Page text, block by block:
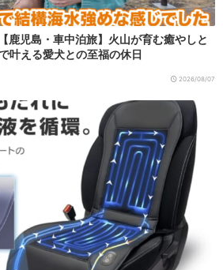
鹿児島・車中泊旅】火山が育む癒やしと
叶える愛犬との至福の休日
2026/08/07